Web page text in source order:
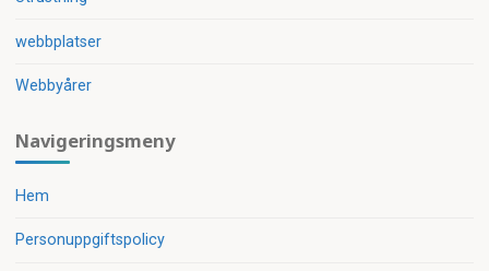
webbplatser
Webbyårer
Navigeringsmeny
Hem
Personuppgiftspolicy